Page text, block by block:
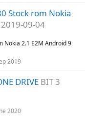
Stock rom Nokia
2019-09-04
Nokia 2.1 E2M Android 9
2019
DRIVE BIT 3
2020